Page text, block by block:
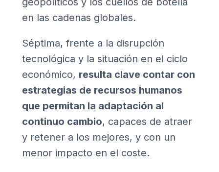
en las cadenas globales.
Séptima, frente a la disrupción
tecnológica y la situación en el ciclo
económico, resulta clave contar con
estrategias de recursos humanos
que permitan la adaptación al
continuo cambio, capaces de atraer
y retener a los mejores, y con un
menor impacto en el coste.